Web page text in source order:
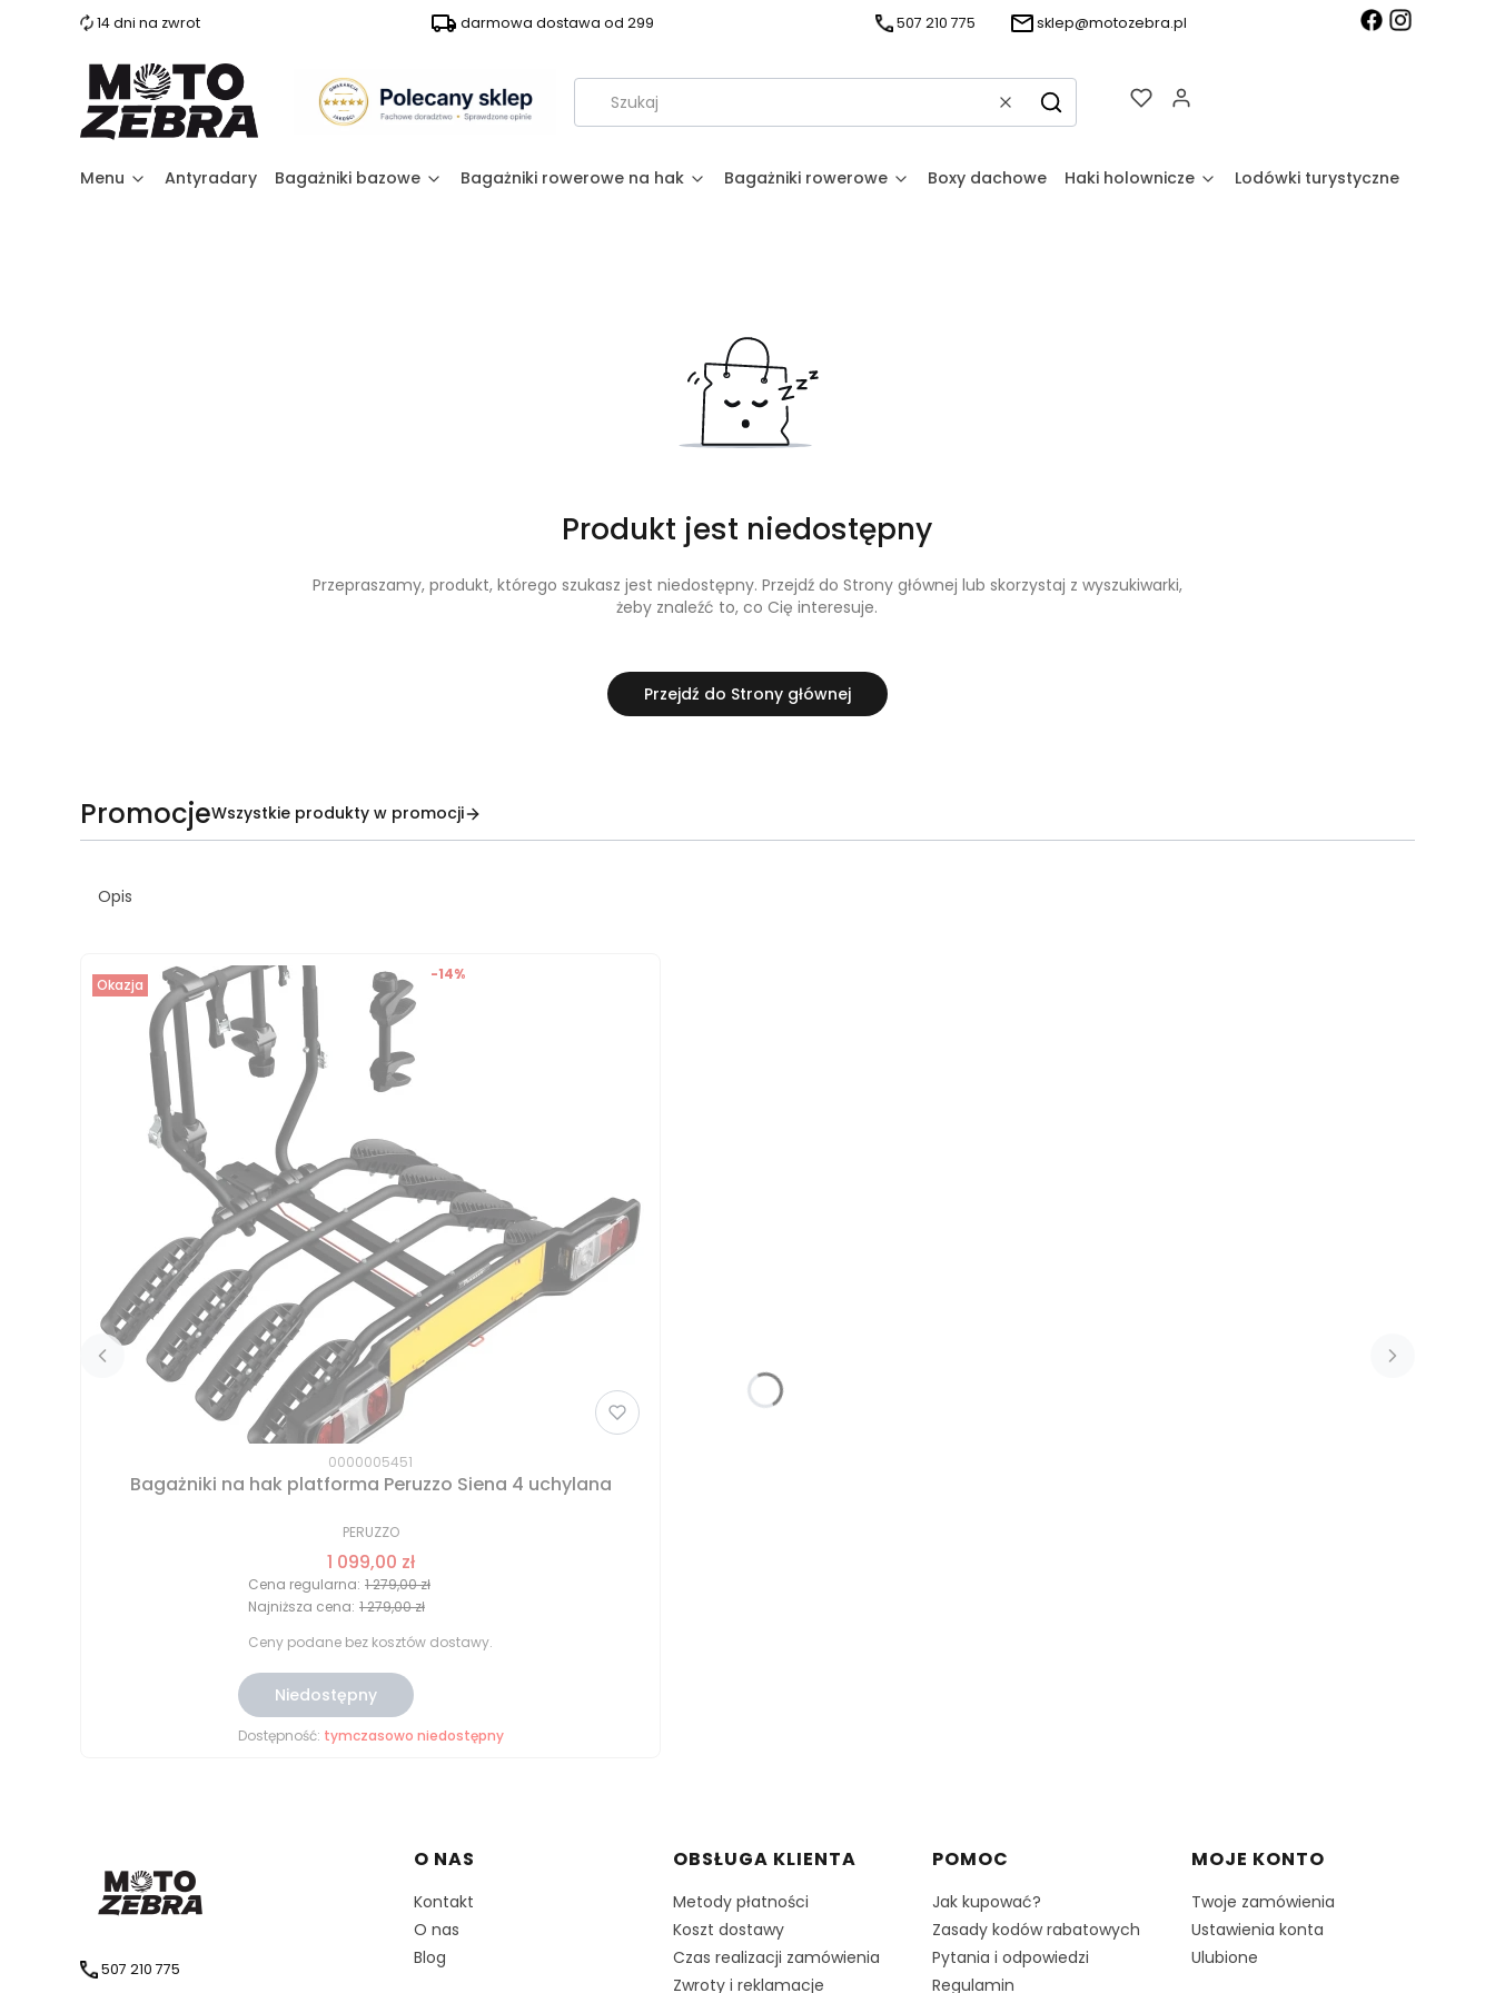
14 dni na zwrot darmowa dostawa od 299 507 210 775 sklep@motozebra.pl
WyczyśćSzukaj
Menu Antyradary Bagażniki bazowe Bagażniki rowerowe na hak Bagażniki rowerowe Boxy dachowe Haki holownicze Lodówki turystyczne
Produkt jest niedostępny
Przepraszamy, produkt, którego szukasz jest niedostępny. Przejdź do Strony głównej lub skorzystaj z wyszukiwarki,
żeby znaleźć to, co Cię interesuje.
Przejdź do Strony głównej
PromocjeWszystkie produkty w promocji
Opis
Okazja
0000005451
Bagażniki na hak platforma Peruzzo Siena 4 uchylana
PERUZZO
1 099,00 zł
Cena regularna: 1 279,00 zł
-14%
Najniższa cena: 1 279,00 zł
Ceny podane bez kosztów dostawy.
Niedostępny
Dostępność: tymczasowo niedostępny
507 210 775
Linki w stopce
O NAS
Kontakt
O nas
Blog
OBSŁUGA KLIENTA
Metody płatności
Koszt dostawy
Czas realizacji zamówienia
Zwroty i reklamacje
POMOC
Jak kupować?
Zasady kodów rabatowych
Pytania i odpowiedzi
Regulamin
MOJE KONTO
Twoje zamówienia
Ustawienia konta
Ulubione